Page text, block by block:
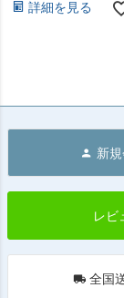
詳細を見る
新
レビ
全国